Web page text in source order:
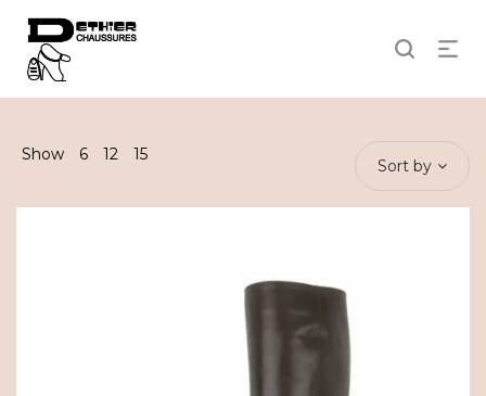
Show 6 12 15
Sort by